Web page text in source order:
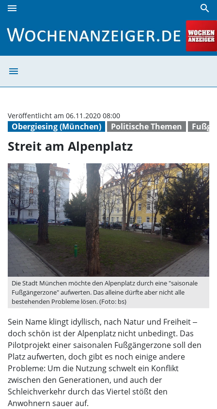
menu search
menu
Obergiesing (München) Politische Themen
Veröffentlicht am 06.11.2020 08:00
Streit am Alpenplatz
Die Stadt München möchte den Alpenplatz durch eine "saisonale
Fußgängerzone" aufwerten. Das alleine dürfte aber nicht alle
bestehenden Probleme lösen. (Foto: bs)
Sein Name klingt idyllisch, nach Natur und Freiheit ‒
doch schön ist der Alpenplatz nicht unbedingt. Das
Pilotprojekt einer saisonalen Fußgängerzone soll den
Platz aufwerten, doch gibt es noch einige andere
Probleme: Um die Nutzung schwelt ein Konflikt
zwischen den Generationen, und auch der
Schleichverkehr durch das Viertel stößt den
Anwohnern sauer auf.